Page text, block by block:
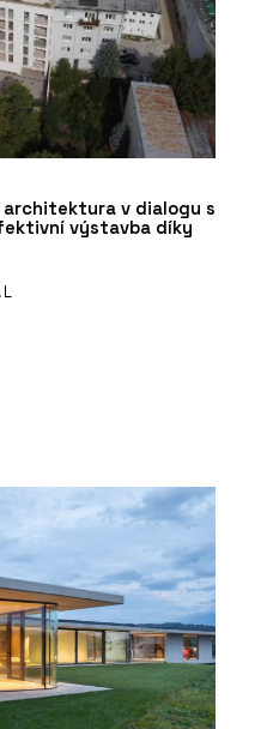
v dialogu s
výstavba díky